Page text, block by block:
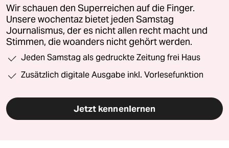
Wir schauen den Superreichen auf die Finger.
Unsere wochentaz bietet jeden Samstag
Journalismus, der es nicht allen recht macht und
Stimmen, die woanders nicht gehört werden.
Jeden Samstag als gedruckte Zeitung frei Haus
Zusätzlich digitale Ausgabe inkl. Vorlesefunktion
Jetzt kennenlernen